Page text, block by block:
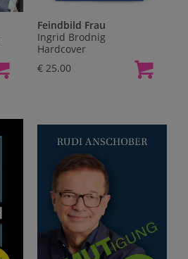
Feindbild Frau
Ingrid Brodnig
Hardcover
€ 25.00